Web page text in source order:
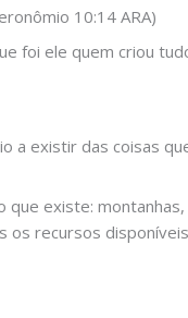
10:14 ARA)
foi ele quem criou
a existir das coisas
existe: montanhas,
os recursos